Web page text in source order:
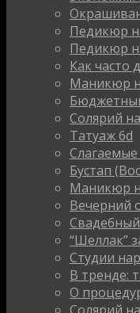
Педикюр
Педикюр
Как часто
Маникюр
Солярий
Татуаж 6d
Слагаемые
Бустап
Маникюр
Вечерний
“Шеллак”
Студии
В тренде:
О